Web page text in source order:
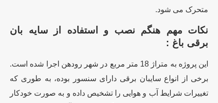
متحرک می شود.
نکات مهم هنگم نصب و استفاده از
سایه بان
برقی باغ :
این پروژه به متراژ 18 متر مربع در شهر رودهن اجرا شده است.
برخی از انواع سایبان برقی دارای سنسور بوده، به طوری که
تغییرات شرایط آب و هوایی را تشخیص داده و به صورت خودکار